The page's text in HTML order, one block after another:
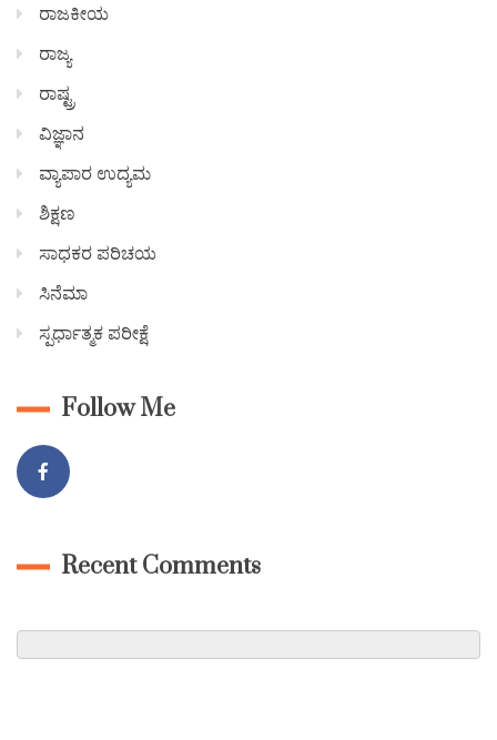
ರಾಜಕೀಯ
ರಾಜ್ಯ
ರಾಷ್ಟ್ರ
ವಿಜ್ಞಾನ
ವ್ಯಾಪಾರ ಉದ್ಯಮ
ಶಿಕ್ಷಣ
ಸಾಧಕರ ಪರಿಚಯ
ಸಿನೆಮಾ
ಸ್ಪರ್ಧಾತ್ಮಕ ಪರೀಕ್ಷೆ
Follow Me
Recent Comments